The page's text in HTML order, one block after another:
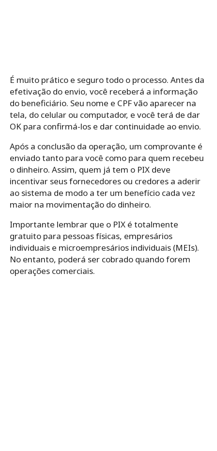
É muito prático e seguro todo o processo. Antes da
efetivação do envio, você receberá a informação
do beneficiário. Seu nome e CPF vão aparecer na
tela, do celular ou computador, e você terá de dar
OK para confirmá-los e dar continuidade ao envio.
Após a conclusão da operação, um comprovante é
enviado tanto para você como para quem recebeu
o dinheiro. Assim, quem já tem o PIX deve
incentivar seus fornecedores ou credores a aderir
ao sistema de modo a ter um benefício cada vez
maior na movimentação do dinheiro.
Importante lembrar que o PIX é totalmente
gratuito para pessoas físicas, empresários
individuais e microempresários individuais (MEIs).
No entanto, poderá ser cobrado quando forem
operações comerciais.